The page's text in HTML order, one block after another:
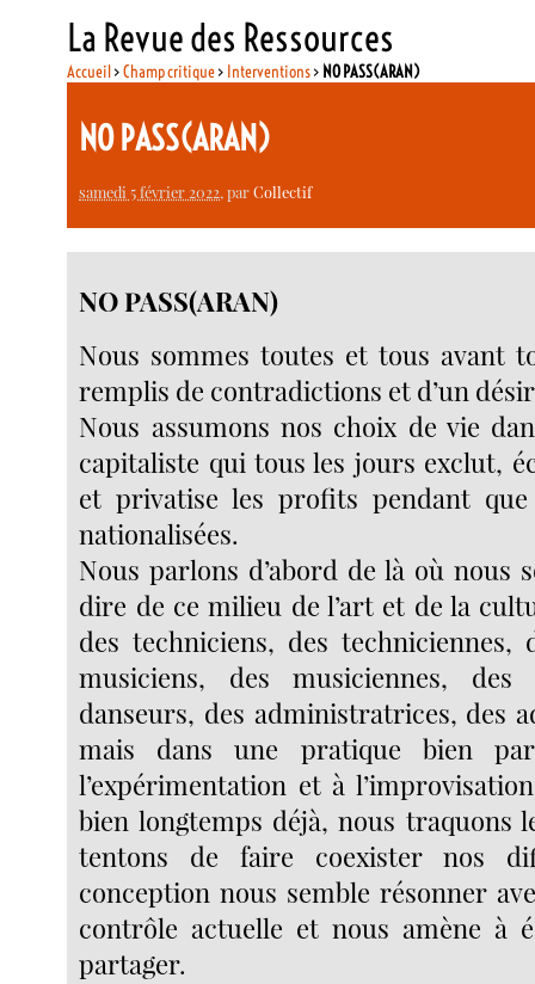
La Revue des Ressources
Accueil>Champ critique> Interventions> NO PASS(ARAN)
NO PASS(ARAN)
samedi 5 février 2022, parCollectif
NO PASS(ARAN)
Nous sommes toutes et tous avant
remplis de contradictions et d’un
Nous assumons nos choix de vie
capitaliste qui tous les jours exclut,
et privatise les profits pendant
nationalisées.
Nous parlons d’abord de là où nous
dire de ce milieu de l’art et de la
des techniciens, des techniciennes,
musiciens, des musiciennes, des
danseurs, des administratrices, des
mais dans une pratique bien
l’expérimentation et à
bien longtemps déjà, nous traquons
tentons de faire coexister nos
conception nous semble résonner
contrôle actuelle et nous amène à
partager.